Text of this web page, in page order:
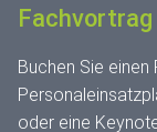
Buchen Sie
oder eine